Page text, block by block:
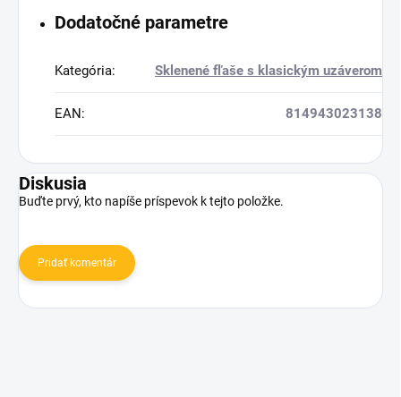
Dodatočné parametre
Kategória: Sklenené fľaše s klasickým uzáverom
EAN : 814943023138
Diskusia
Buďte prvý, kto napíše príspevok k tejto položke.
Pridať komentár